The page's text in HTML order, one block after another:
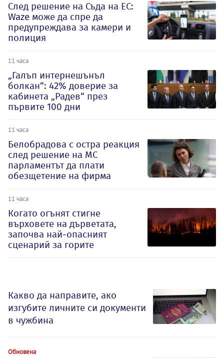
След решение на Съда на ЕС:
Waze може да спре да
предупреждава за камери и
полиция
11 часа
„Галъп интернешънъл
болкан“: 42% доверие за
кабинета „Радев“ през
първите 100 дни
11 часа
Белобрадова с остра реакция
след решение на МС
парламентът да плати
обезщетение на фирма
11 часа
Когато огънят стигне
върховете на дърветата,
започва най-опасният
сценарий за горите
Какво да направите, ако
изгубите личните си документи
в чужбина
Обновена